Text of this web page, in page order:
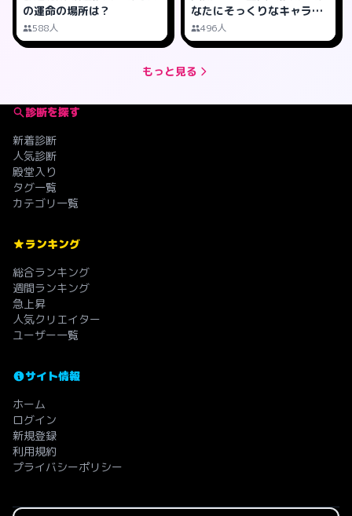
の運命の場所は？
588人
なたにそっくりなキャラ
は？496人
もっと見る
診断を探す
新着診断
人気診断
殿堂入り
タグ一覧
カテゴリ一覧
ランキング
総合ランキング
週間ランキング
急上昇
人気クリエイター
ユーザー一覧
サイト情報
ホーム
ログイン
新規登録
利用規約
プライバシーポリシー